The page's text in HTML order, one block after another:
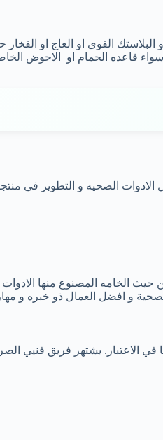
القوى او العاج او
قاعده الحمام او الاحوض
الصحيه و التطوير في
حيث الخامه المصنوع منها
و افضل العمال ذو خبره و
في الاعتبار. يشتهر فريق